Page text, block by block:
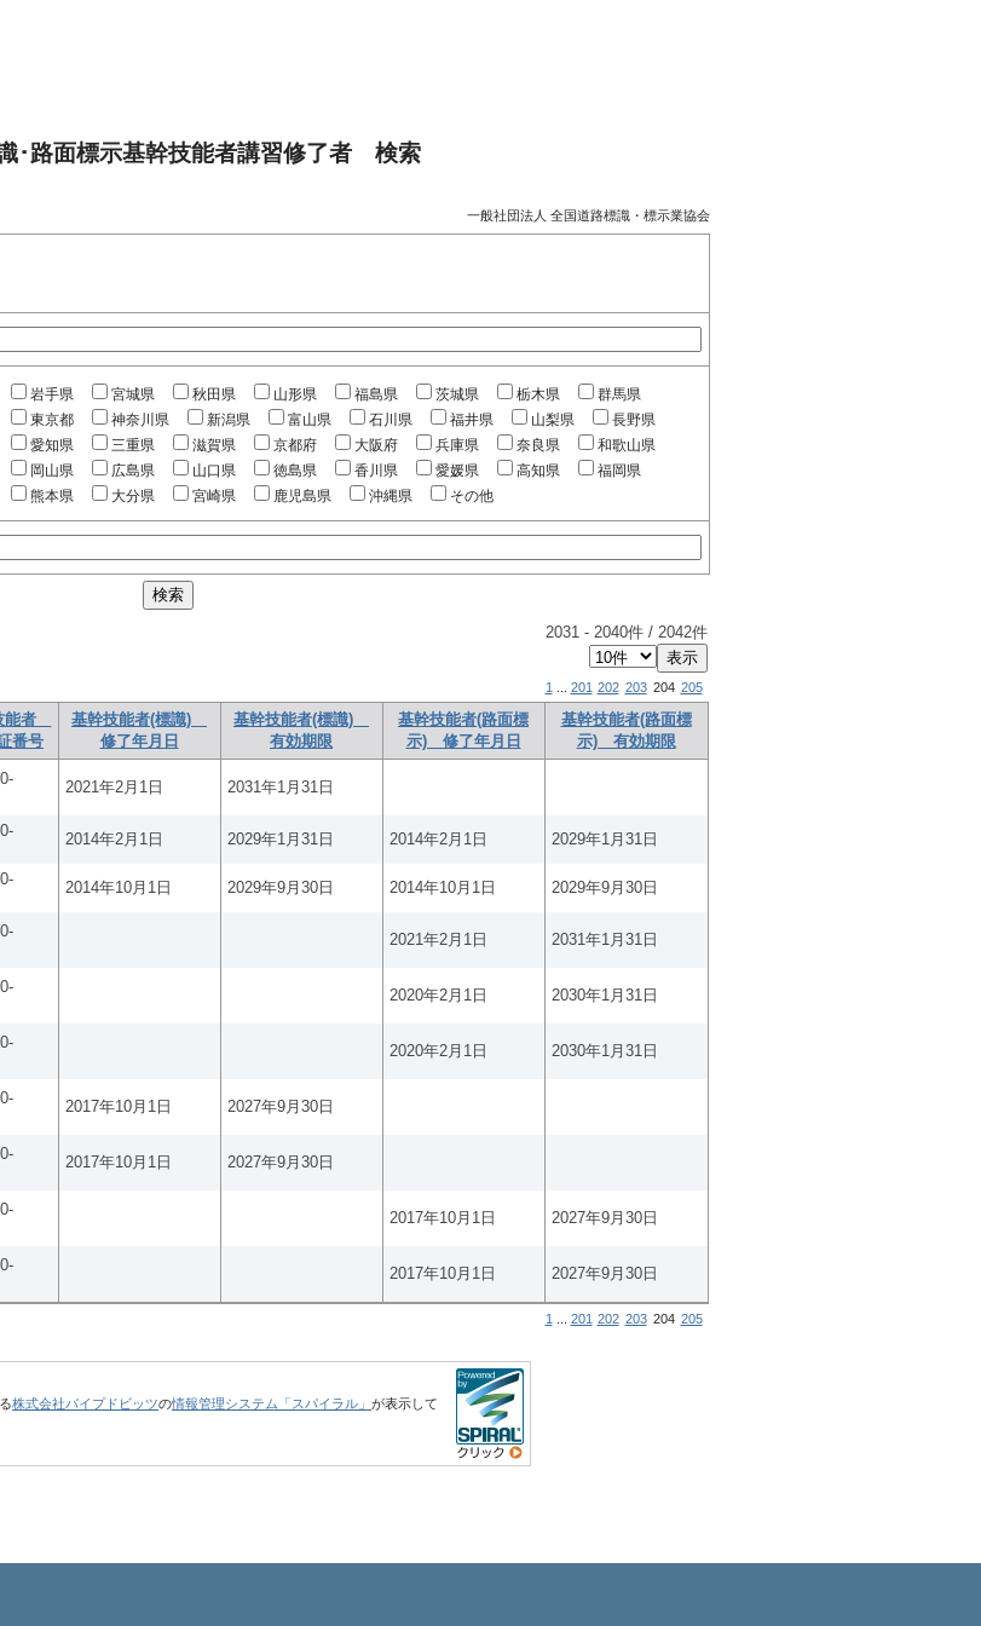
･路面標示基幹技能者講習修了者 検索
一般社団法人 全国道路標識・標示業協会
岩手県 宮城県 秋田県 山形県 福島県 茨城県 栃木県
群馬県
東京都 神奈川県 新潟県 富山県 石川県 福井県 山梨県
長野県
愛知県 三重県 滋賀県 京都府 大阪府 兵庫県 奈良県
和歌山県
岡山県 広島県 山口県 徳島県 香川県 愛媛県 高知県
福岡県
熊本県 大分県 宮崎県 鹿児島県 沖縄県 その他
2031- 2040件 / 2042件
1 201 202 203 204 205
能者
番号
基幹技能者(標識)
修了年月日
基幹技能者(標識)
有効期限
基幹技能者(路面標
示) 修了年月日
基幹技能者(路面標
示) 有効期限
2021年2月1日 2031年1月31日
2014年2月1日 2029年1月31日 2014年2月1日 2029年1月31日
2014年10月1日 2029年9月30日 2014年10月1日 2029年9月30日
2021年2月1日 2031年1月31日
2020年2月1日 2030年1月31日
2020年2月1日 2030年1月31日
2017年10月1日 2027年9月30日
2017年10月1日 2027年9月30日
2017年10月1日 2027年9月30日
2017年10月1日 2027年9月30日
1 201 202 203 204 205
株式会社パイプドビッツの情報管理システム「スパイラル」 が表示して